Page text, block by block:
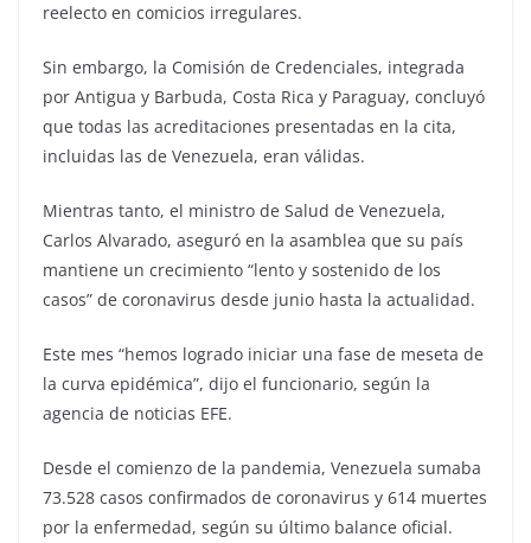
reelecto en comicios irregulares.
Sin embargo, la Comisión de Credenciales, integrada
por Antigua y Barbuda, Costa Rica y Paraguay, concluyó
que todas las acreditaciones presentadas en la cita,
incluidas las de Venezuela, eran válidas.
Mientras tanto, el ministro de Salud de Venezuela,
Carlos Alvarado, aseguró en la asamblea que su país
mantiene un crecimiento “lento y sostenido de los
casos” de coronavirus desde junio hasta la actualidad.
Este mes “hemos logrado iniciar una fase de meseta de
la curva epidémica”, dijo el funcionario, según la
agencia de noticias EFE.
Desde el comienzo de la pandemia, Venezuela sumaba
73.528 casos confirmados de coronavirus y 614 muertes
por la enfermedad, según su último balance oficial.